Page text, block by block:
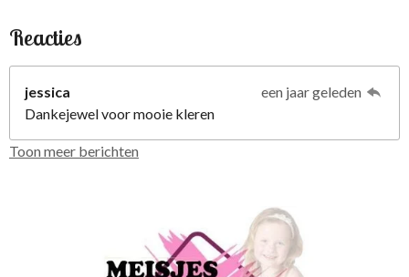
Reacties
jessica
een jaar geleden
Dankejewel voor mooie kleren
Toon meer berichten